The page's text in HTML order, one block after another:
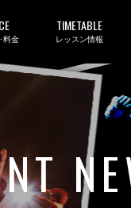
料金
TIMETABLE
レッスン情報